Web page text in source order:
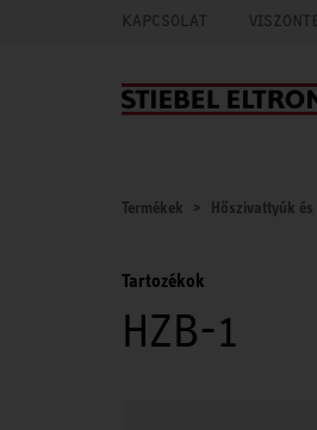
KAPCSOLAT
Termékek Hőszivattyúk
Tartozékok
HZB-1